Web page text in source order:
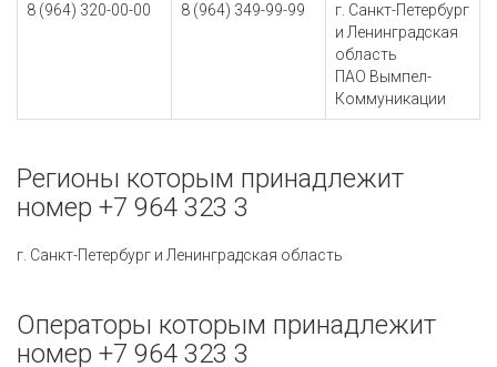
8 (964) 320-00-00 8 (964) 349-99-99
г. Санкт-Петербург
и Ленинградская
область
ПАО Вымпел-
Коммуникации
Регионы которым принадлежит
номер +7 964 323 3
г. Санкт-Петербург и Ленинградская область
Операторы которым принадлежит
номер +7 964 323 3